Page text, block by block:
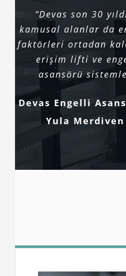
“Devas son 30
kamusal alanlar da
faktörleri ortadan
erişim lifti ve
asansörü
Devas Engelli
Yula Merdiven